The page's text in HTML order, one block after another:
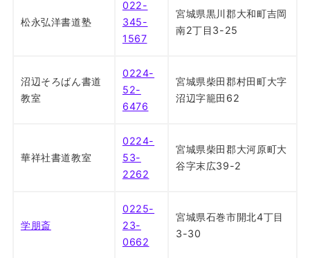
松永弘洋書道塾
022-
345-
1567
宮城県黒川郡大和町吉岡
南2丁目3-25
沼辺そろばん書道
教室
0224-
52-
6476
宮城県柴田郡村田町大字
沼辺字籠田62
華祥社書道教室
0224-
53-
2262
宮城県柴田郡大河原町大
谷字末広39-2
学朋斎
0225-
23-
0662
宮城県石巻市開北4丁目
3-30